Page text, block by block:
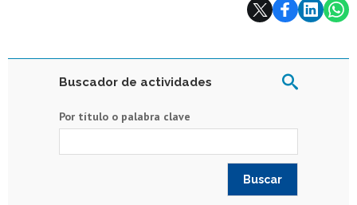
Buscador de actividades
Por título o palabra clave